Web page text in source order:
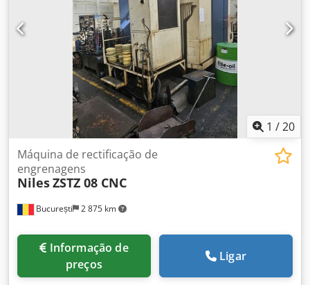
1 /20
București 2 875 km
Máquina de rectificação de
engrenagens
NilesZSTZ 08 CNC
preços
Ligar